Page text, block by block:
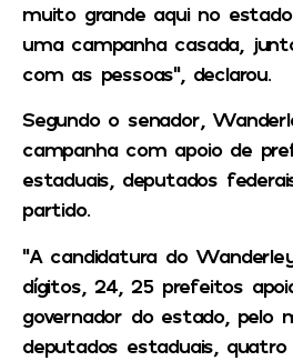
muito grande aqui no
uma campanha casada,
com as pessoas”, declarou.
Segundo o senador,
campanha com apoio de
estaduais, deputados
partido.
“A candidatura do
dígitos, 24, 25 prefeitos
governador do estado, pelo
deputados estaduais,